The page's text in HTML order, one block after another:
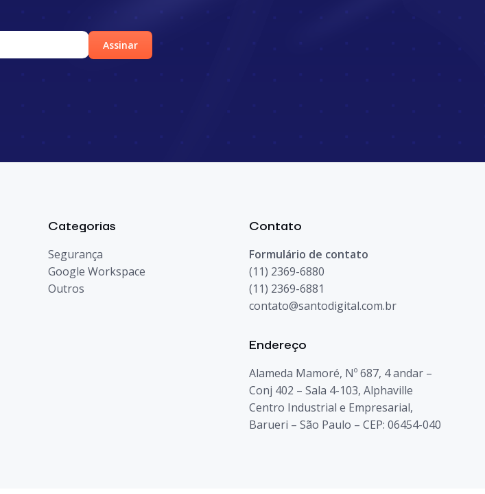
Assinar
Categorias
Segurança
Google Workspace
Outros
Contato
Formulário de contato
(11) 2369-6880
(11) 2369-6881
contato@santodigital.com.br
Endereço
Alameda Mamoré, Nº 687, 4 andar –
Conj 402 – Sala 4-103, Alphaville
Centro Industrial e Empresarial,
Barueri – São Paulo – CEP: 06454-040